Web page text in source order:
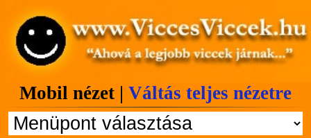
Mobil nézet | Váltás teljes nézetre